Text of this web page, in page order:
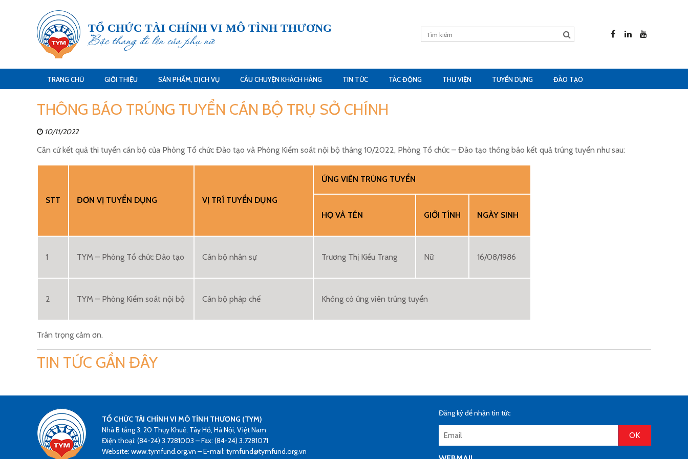
TỔ CHỨC TÀI CHÍNH VI MÔ TÌNH THƯƠNG
Bậc thang đi lên của phụ nữ
TRANG CHỦ GIỚI THIỆU SẢN PHẨM, DỊCH VỤ CÂU CHUYỆN KHÁCH HÀNG TIN TỨC TÁC ĐỘNG THƯ VIỆN TUYỂN DỤNG ĐÀO TẠO
THÔNG BÁO TRÚNG TUYỂN CÁN BỘ TRỤ SỞ CHÍNH
10/11/2022
Căn cứ kết quả thi tuyển cán bộ của Phòng Tổ chức Đào tạo và Phòng Kiểm soát nội bộ tháng 10/2022, Phòng Tổ chức – Đào tạo thông báo kết quả trúng tuyển như sau:
STT ĐƠN VỊ TUYỂN DỤNG VỊ TRÍ TUYỂN DỤNG
ỨNG VIÊN TRÚNG TUYỂN
HỌ VÀ TÊN GIỚI TÍNH NGÀY SINH
1 TYM – Phòng Tổ chức Đào tạo Cán bộ nhân sự Trương Thị Kiều Trang Nữ 16/08/1986
2 TYM – Phòng Kiểm soát nội bộ Cán bộ pháp chế Không có ứng viên trúng tuyển
Trân trọng cảm ơn.
TIN TỨC GẦN ĐÂY
TỔ CHỨC TÀI CHÍNH VI MÔ TÌNH THƯƠNG (TYM)
Nhà B tầng 3, 20 Thụy Khuê, Tây Hồ, Hà Nội, Việt Nam
Điện thoại: (84-24) 3.7281003 – Fax: (84-24) 3.7281071
Website: www.tymfund.org.vn – E-mail: tymfund@tymfund.org.vn
Đăng ký để nhận tin tức